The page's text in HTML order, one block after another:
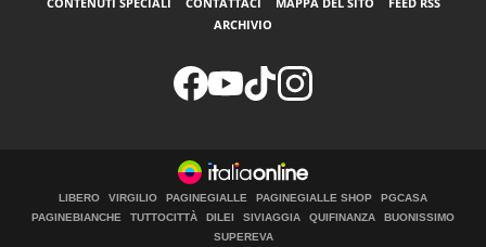
ARCHIVIO
LIBERO VIRGILIO PAGINEGIALLE PAGINEGIALLE SHOP
PGCASA
PAGINEBIANCHE
TUTTOCITTÀ DILEI SIVIAGGIA QUIFINANZA
BUONISSIMO
SUPEREVA